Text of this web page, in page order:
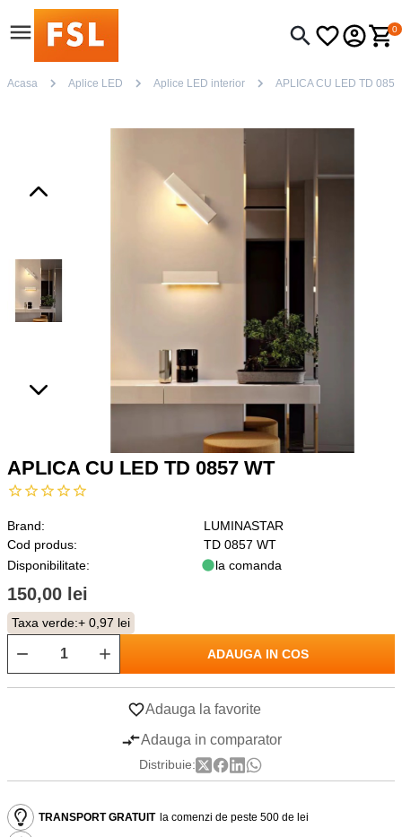
0
Acasa Aplice LED Aplice LED interior APLICA CU LED TD
APLICA CU LED TD 0857 WT
Brand:
LUMINASTAR
Cod produs:
TD 0857 WT
Disponibilitate:
la comanda
150,00 lei
Taxa verde:+ 0,97 lei
ADAUGA IN COS
Adauga la favorite
Adauga in comparator
Distribuie:
TRANSPORT GRATUIT la comenzi de peste 500 de lei